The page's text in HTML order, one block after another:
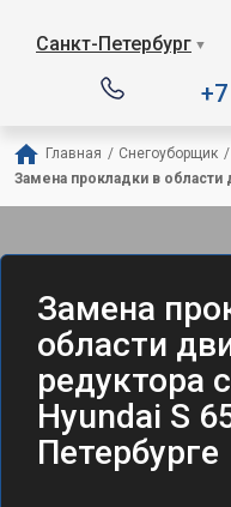
Санкт-Петербург ▼
Главная / Снегоуборщик /
Замена прокладки в области
Замена
области
редуктора
Hyundai S
Петербурге